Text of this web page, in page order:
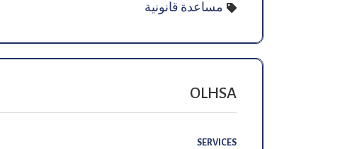
مساعدة قانونية
OLHSA
SERVICES